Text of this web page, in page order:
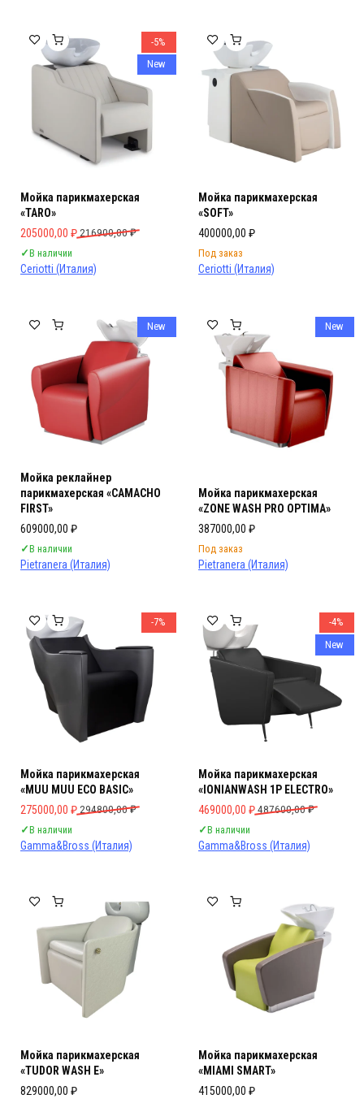
-5%
New
Мойка парикмахерская
«TARO»
216900,00₽
Первоначальная цена составляла 216900,00 ₽.
205000,00 ₽
Текущая цена: 205000,00 ₽.
✓В наличии
Ceriotti (Италия)
Мойка парикмахерская
«SOFT»
400000,00 ₽
Под заказ
Ceriotti (Италия)
New
Мойка реклайнер
парикмахерская «CAMACHO
FIRST»
609000,00 ₽
✓В наличии
Pietranera (Италия)
New
Мойка парикмахерская
«ZONE WASH PRO OPTIMA»
387000,00 ₽
Под заказ
Pietranera (Италия)
-7%
Мойка парикмахерская
«MUU MUU ECO BASIC»
294800,00₽
Первоначальная цена составляла 294800,00 ₽.
275000,00 ₽
Текущая цена: 275000,00 ₽.
✓В наличии
Gamma&Bross (Италия)
-4%
New
Мойка парикмахерская
«IONIANWASH 1P ELECTRO»
487600,00₽
Первоначальная цена
469000,00 ₽
Текущая цена: 469000,00 ₽.
✓В наличии
Gamma&Bross (Италия)
Мойка парикмахерская
«TUDOR WASH E»
829000,00 ₽
Мойка парикмахерская
«MIAMI SMART»
415000,00 ₽